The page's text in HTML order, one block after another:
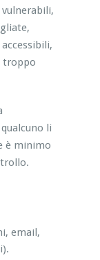
troppo
li
è minimo
email,